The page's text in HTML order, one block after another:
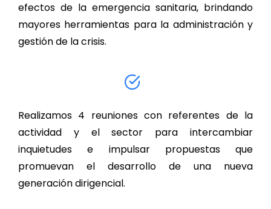
efectos de la emergencia sanitaria, brindando
mayores herramientas para la administración y
gestión de la crisis.
Realizamos 4 reuniones con referentes de la
actividad y el sector para intercambiar
inquietudes e impulsar propuestas que
promuevan el desarrollo de una nueva
generación dirigencial.